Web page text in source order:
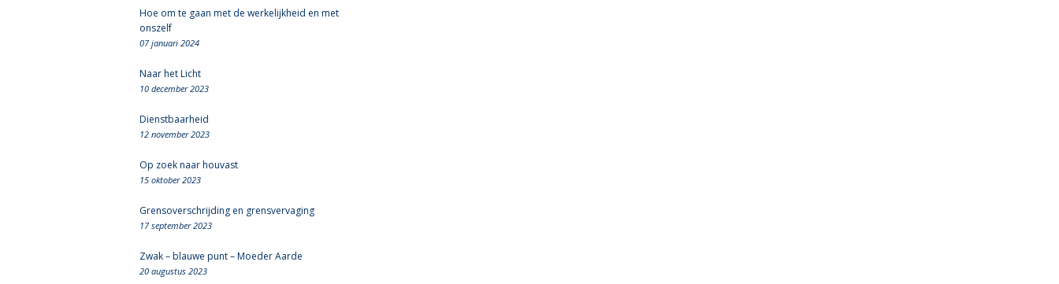
Hoe om te gaan met de werkelijkheid en met
onszelf
07 januari 2024
Naar het Licht
10 december 2023
Dienstbaarheid
12 november 2023
Op zoek naar houvast
15 oktober 2023
Grensoverschrijding en grensvervaging
17 september 2023
Zwak – blauwe punt – Moeder Aarde
20 augustus 2023